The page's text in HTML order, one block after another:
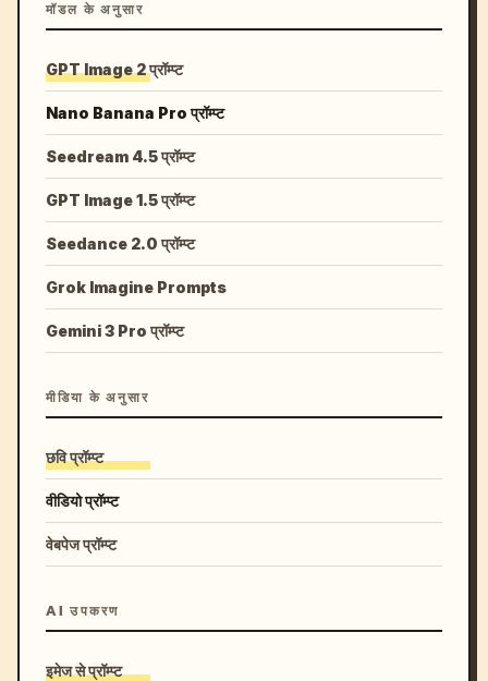
मॉडल के अनुसार
GPT Image 2 प्रॉम्प्ट
Nano Banana Pro प्रॉम्प्ट
Seedream 4.5 प्रॉम्प्ट
GPT Image 1.5 प्रॉम्प्ट
Seedance 2.0 प्रॉम्प्ट
Grok Imagine Prompts
Gemini 3 Pro प्रॉम्प्ट
मीडिया के अनुसार
छवि प्रॉम्प्ट
वीडियो प्रॉम्प्ट
वेबपेज प्रॉम्प्ट
AI उपकरण
इमेज से प्रॉम्प्ट